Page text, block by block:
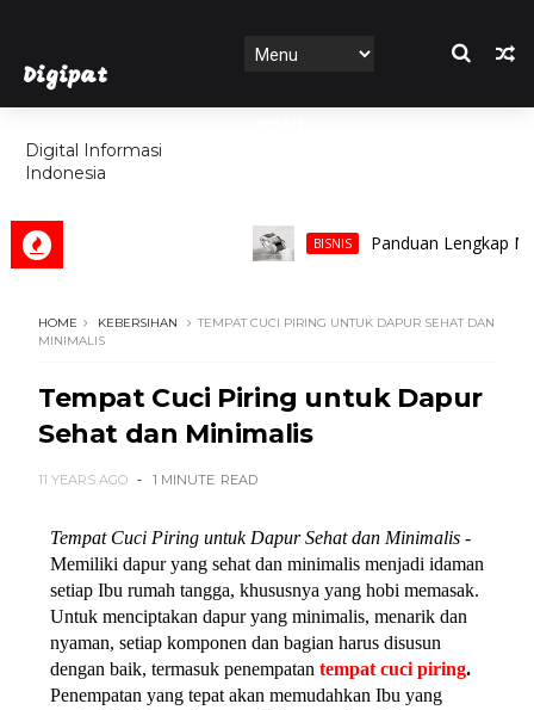
Digipat
Digital Informasi
Indonesia
FEATURES
BISNIS Panduan Lengkap
HOME KEBERSIHAN
TEMPAT CUCI PIRING UNTUK DAPUR SEHAT DAN
MINIMALIS
Tempat Cuci Piring untuk Dapur
Sehat dan Minimalis
11 YEARS AGO 1 MINUTE READ
Tempat Cuci Piring untuk Dapur Sehat dan Minimalis -
Memiliki dapur yang sehat dan minimalis menjadi idaman
setiap Ibu rumah tangga, khususnya yang hobi memasak.
Untuk menciptakan dapur yang minimalis, menarik dan
nyaman, setiap komponen dan bagian harus disusun
dengan baik, termasuk penempatan tempat cuci piring .
Penempatan yang tepat akan memudahkan Ibu yang